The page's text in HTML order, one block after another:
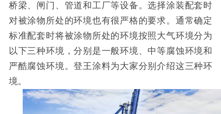
桥梁、闸门、管道和工厂等设备。选择涂装配套时
对被涂物所处的环境也有很严格的要求。通常确定
标准配套时将被涂物所处的环境按照大气环境分为
以下三种环境，分别是一般环境、中等腐蚀环境和
严酷腐蚀环境。登王涂料为大家分别介绍这三种环
境。